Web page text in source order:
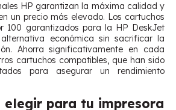
HP garantizan la máxima calidad y
un precio más elevado. Los cartuchos
100 garantizados para la HP DeskJet
económica sin sacrificar la
Ahorra significativamente en cada
cartuchos compatibles, que han sido
para asegurar un rendimiento
elegir para tu impresora